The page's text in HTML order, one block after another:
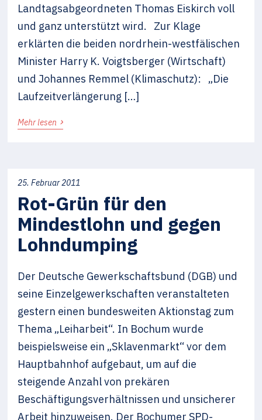
Landtagsabgeordneten Thomas Eiskirch voll
und ganz unterstützt wird. Zur Klage
erklärten die beiden nordrhein-westfälischen
Minister Harry K. Voigtsberger (Wirtschaft)
und Johannes Remmel (Klimaschutz): „Die
Laufzeitverlängerung […]
Mehr lesen ›
25. Februar 2011
Rot-Grün für den
Mindestlohn und gegen
Lohndumping
Der Deutsche Gewerkschaftsbund (DGB) und
seine Einzelgewerkschaften veranstalteten
gestern einen bundesweiten Aktionstag zum
Thema „Leiharbeit“. In Bochum wurde
beispielsweise ein „Sklavenmarkt“ vor dem
Hauptbahnhof aufgebaut, um auf die
steigende Anzahl von prekären
Beschäftigungsverhältnissen und unsicherer
Arbeit hinzuweisen. Der Bochumer SPD-